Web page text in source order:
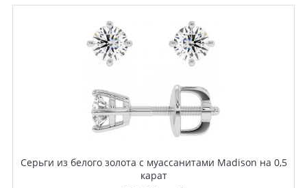
Серьги из белого золота с муассанитами Madison на 0,5
карат